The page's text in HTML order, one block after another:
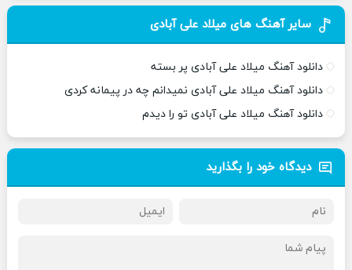
سایر آهنگ های میلاد علی آبادی
دانلود آهنگ میلاد علی آبادی پر بسته
دانلود آهنگ میلاد علی آبادی نمیدانم چه در پیمانه کردی
دانلود آهنگ میلاد علی آبادی تو را دیدم
دیدگاه خود را بگذارید